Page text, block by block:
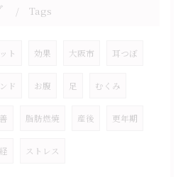
Tags
ト 効果 大阪市 耳つぼ
ド お腹 足 むくみ
脂肪燃焼 産後 更年期
ストレス